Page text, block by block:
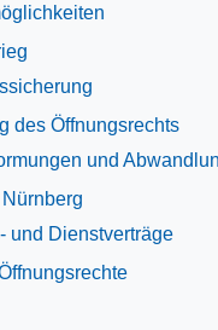
des Öffnungsrechts
und
und Dienstverträge